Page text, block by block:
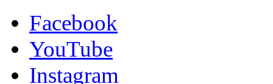
Facebook
YouTube
Instagram